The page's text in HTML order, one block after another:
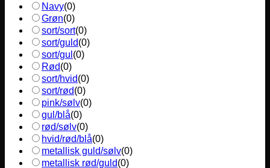
Navy(0)
Grøn(0)
sort/sort(0)
sort/guld(0)
sort/gul (0)
Rød(0)
sort/hvid(0)
sort/rød(0)
pink/sølv(0)
gul/blå(0)
rød/sølv(0)
hvid/rød/blå(0)
metallisk guld/sølv(0)
metallisk rød/guld(0)